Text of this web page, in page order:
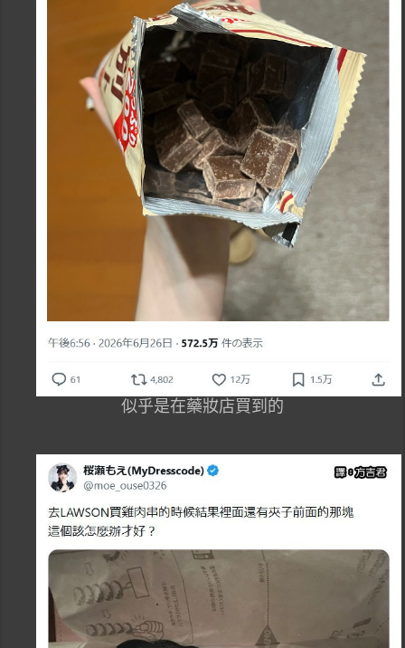
似乎是在藥妝店買到的